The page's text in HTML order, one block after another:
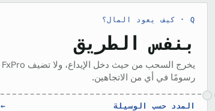
كيف يعود المال؟
بنفس الطريق
يخرج السحب من حيث دخل الإيداع، ولا تضيف FxPro
رسومًا في أي من الاتجاهين.
المدد حسب الوسيلة ←